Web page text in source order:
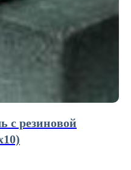
с резиновой